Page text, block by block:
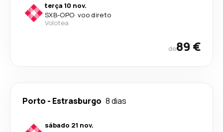
terça 10 nov.
SXB-OPO· voo direto
Volotea
de89 €
Porto - Estrasburgo 8 dias
sábado 21 nov.